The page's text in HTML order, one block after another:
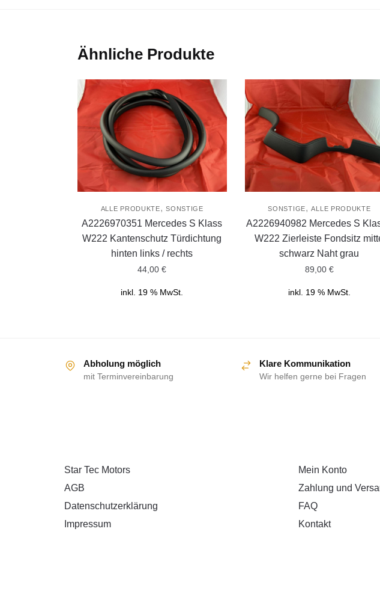
Ähnliche Produkte
ALLE PRODUKTE,SONSTIGE
A2226970351 Mercedes S Klass
W222 Kantenschutz Türdichtung
hinten links / rechts
44,00€
inkl. 19 % MwSt.
SONSTIGE,ALLE PRODUKTE
A2226940982 Mercedes S
W222 Zierleiste Fondsitz
schwarz Naht grau
89,00 €
inkl. 19 % MwSt.
Abholung möglich
mit Terminvereinbarung
Klare Kommunikation
Wir helfen gerne bei Fragen
Star Tec Motors
AGB
Datenschutzerklärung
Impressum
Mein Konto
Zahlung und
FAQ
Kontakt